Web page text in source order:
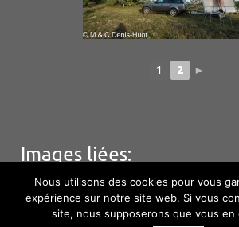
1 2 ►
Images liées:
Nous utilisons des cookies pour vous
expérience sur notre site web. Si vous
site, nous supposerons que vous en